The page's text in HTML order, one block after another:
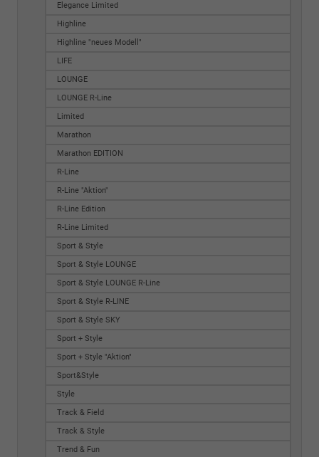
Elegance Limited
Highline
Highline "neues Modell"
LIFE
LOUNGE
LOUNGE R-Line
Limited
Marathon
Marathon EDITION
R-Line
R-Line "Aktion"
R-Line Edition
R-Line Limited
Sport & Style
Sport & Style LOUNGE
Sport & Style LOUNGE R-Line
Sport & Style R-LINE
Sport & Style SKY
Sport + Style
Sport + Style "Aktion"
Sport&Style
Style
Track & Field
Track & Style
Trend & Fun